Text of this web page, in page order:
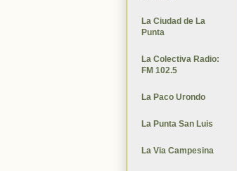
La Ciudad de La
Punta
La Colectiva Radio:
FM 102.5
La Paco Urondo
La Punta San Luis
La Via Campesina